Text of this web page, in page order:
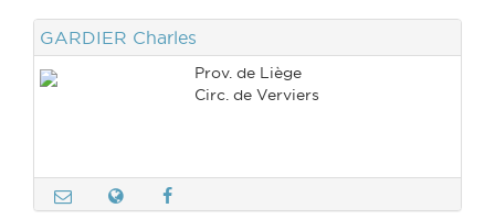
GARDIER Charles
Prov. de Liège
Circ. de Verviers